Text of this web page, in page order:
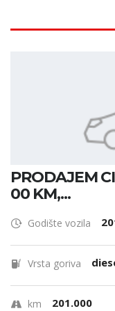
PRODAJEM
00 KM,...
Godište vozila
Vrsta goriva
km 201.000